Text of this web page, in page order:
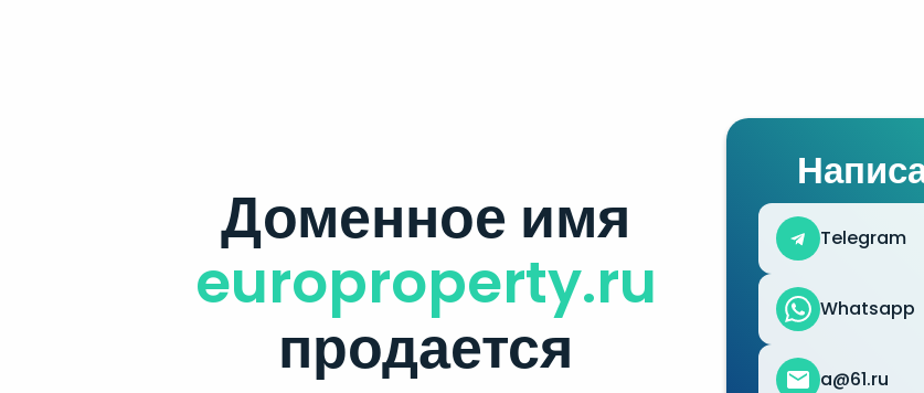
Доменное имя
europroperty.ru
продается
Telegram
Whatsapp
a@61.ru